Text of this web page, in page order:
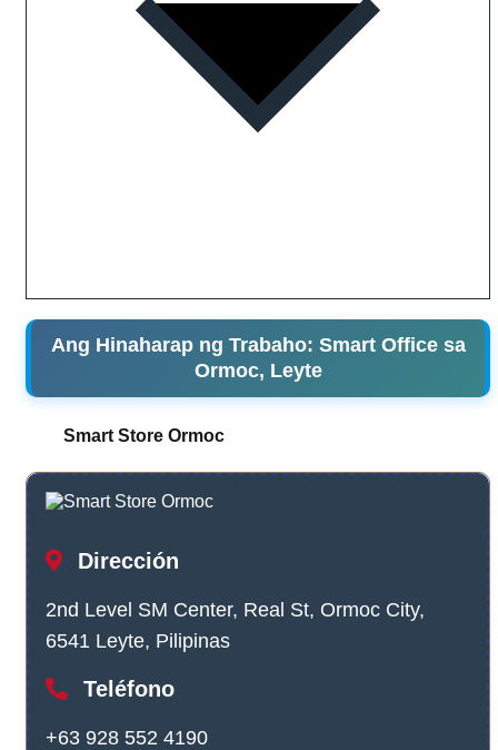
Ang Hinaharap ng Trabaho: Smart Office sa
Ormoc, Leyte
Smart Store Ormoc
Dirección
2nd Level SM Center, Real St, Ormoc City,
6541 Leyte, Pilipinas
Teléfono
+63 928 552 4190